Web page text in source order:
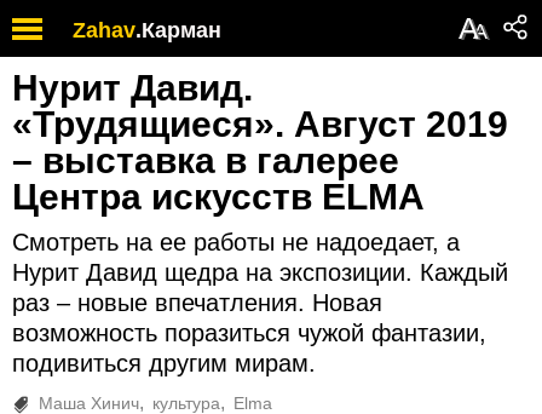
Zahav.Карман АА
Нурит Давид.
«Трудящиеся». Август 2019
– выставка в галерее
Центра искусств ELMA
Смотреть на ее работы не надоедает, а
Нурит Давид щедра на экспозиции. Каждый
раз – новые впечатления. Новая
возможность поразиться чужой фантазии,
подивиться другим мирам.
Маша Хинич культура
Elma